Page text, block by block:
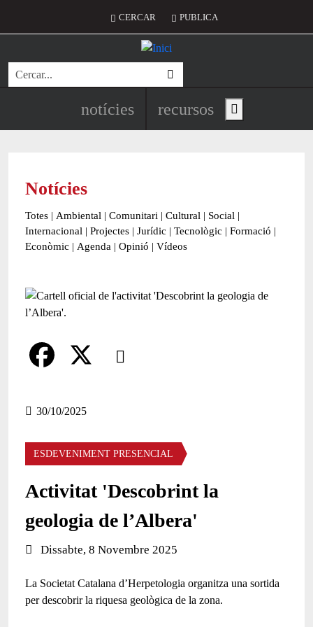
Menú del compte d'usuari
CERCAR PUBLICA
Cerca
Navegació principal de
notícies recursos Show main menu
Notícies
Totes | Ambiental | Comunitari | Cultural | Social |
Internacional | Projectes | Jurídic | Tecnològic | Formació |
Econòmic | Agenda | Opinió | Vídeos
Comparteix
a
b
o
30/10/2025
ESDEVENIMENT PRESENCIAL
Activitat 'Descobrint la
geologia de l’Albera'
Data de l'esdeveniment:
Dissabte, 8 Novembre 2025
La Societat Catalana d’Herpetologia organitza una sortida
per descobrir la riquesa geològica de la zona.